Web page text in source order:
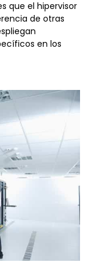
que el hipervisor
de otras
en los